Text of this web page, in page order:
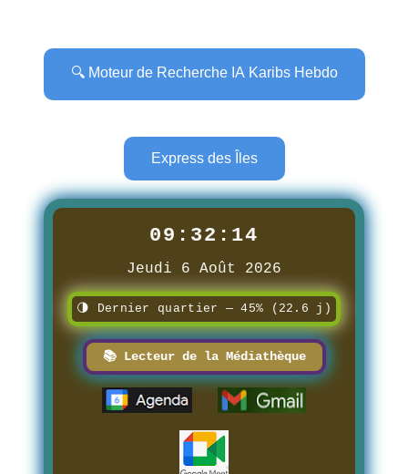
🔍 Moteur de Recherche IA Karibs Hebdo
Express des Îles
09:32:17
Jeudi 6 Août 2026
🌗 Dernier quartier — 45% (22.6 j)
📚 Lecteur de la Médiathèque